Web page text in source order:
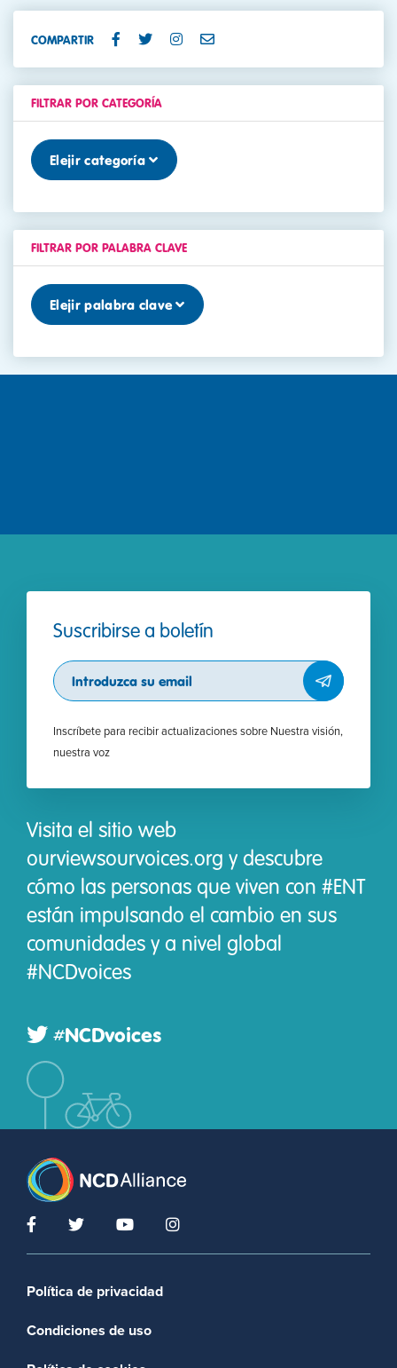
COMPARTIR
FILTRAR POR CATEGORÍA
Elejir categoría
FILTRAR POR PALABRA CLAVE
Elejir palabra clave
Suscribirse a boletín
Subscribe
Inscríbete para recibir actualizaciones sobre Nuestra visión,
nuestra voz
Visita el sitio web
ourviewsourvoices.org y descubre
cómo las personas que viven con #ENT
están impulsando el cambio en sus
comunidades y a nivel global
#NCDvoices
#NCDvoices
Footer menu
Política de privacidad
Condiciones de uso